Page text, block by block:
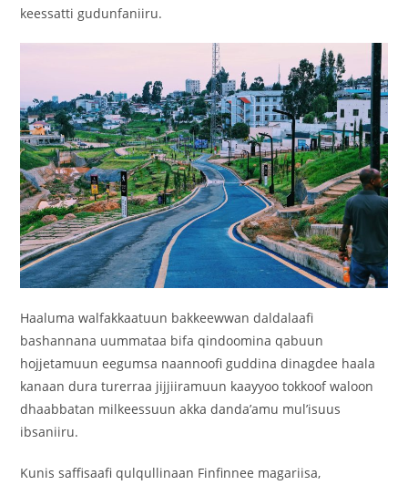
keessatti gudunfaniiru.
Haaluma walfakkaatuun bakkeewwan daldalaafi
bashannana uummataa bifa qindoomina qabuun
hojjetamuun eegumsa naannoofi guddina dinagdee haala
kanaan dura turerraa jijjiiramuun kaayyoo tokkoof waloon
dhaabbatan milkeessuun akka danda’amu mul’isuus
ibsaniiru.
Kunis saffisaafi qulqullinaan Finfinnee magariisa,